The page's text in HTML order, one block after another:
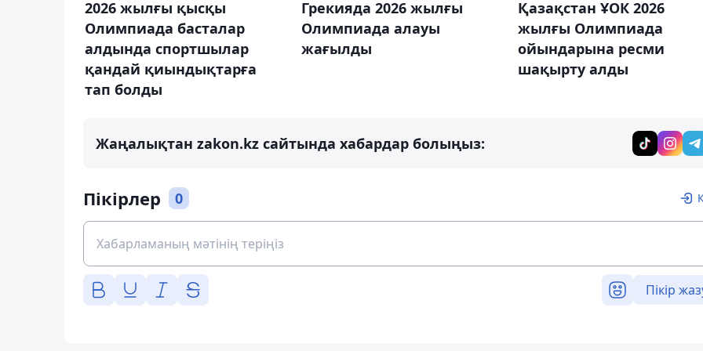
2026 жылғы қысқы
Олимпиада басталар
алдында спортшылар
қандай қиындықтарға
тап болды
Грекияда 2026 жылғы
Олимпиада алауы
жағылды
Қазақстан ҰОК 2026
жылғы Олимпиада
ойындарына ресми
шақырту алды
Жаңалықтан zakon.kz сайтында хабардар болыңыз:
Пікірлер 0
Пікір